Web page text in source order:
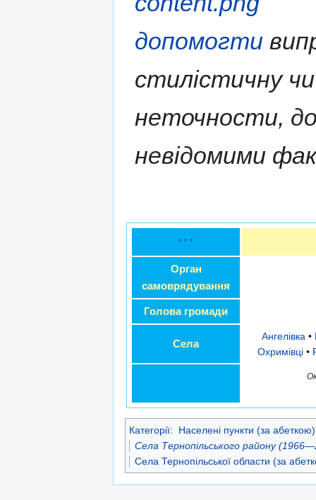
допомогти
стилістичну
неточности,
невідомими
* * *
Орган
самоврядування
Голова громади
Села
Ангелівка •
Охримівці•
Категорії:
Населені пункти (за абеткою)
Села Тернопільського району
Села Тернопільської области (за